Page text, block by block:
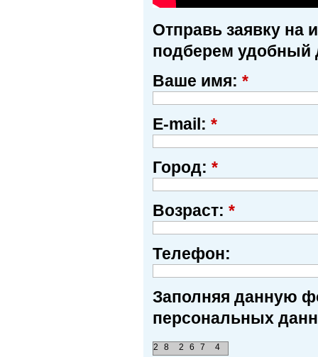
Отправь заявку на
подберем удобный
Ваше имя: *
E-mail: *
Город: *
Возраст: *
Телефон:
Заполняя данную
персональных
2
2 8 6 7 4